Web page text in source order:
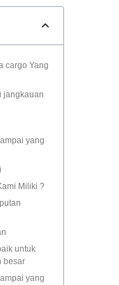
cargo Yang
jangkauan
yang
Miliki ?
untuk
besar
yang